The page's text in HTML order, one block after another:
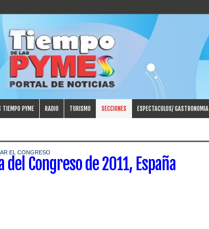
TIEMPO PYME RADIO TURISMO SECCIONES ESPECTACULOS/ GASTRONOMIA
EL CONGRESO
del Congreso de 2011, España